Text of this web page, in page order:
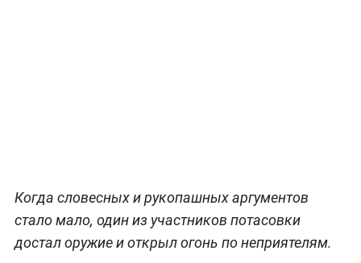
Когда словесных и рукопашных аргументов
стало мало, один из участников потасовки
достал оружие и открыл огонь по неприятелям.